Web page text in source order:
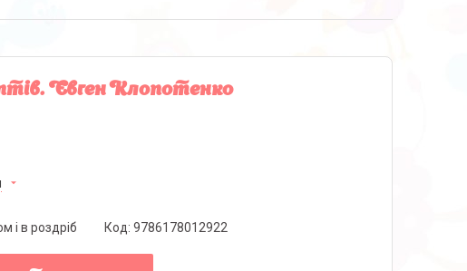
Євген Клопотенко
і в роздріб Код: 9786178012922